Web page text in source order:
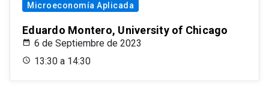
Microeconomía Aplicada
Eduardo Montero, University of Chicago
6 de Septiembre de 2023
13:30 a 14:30